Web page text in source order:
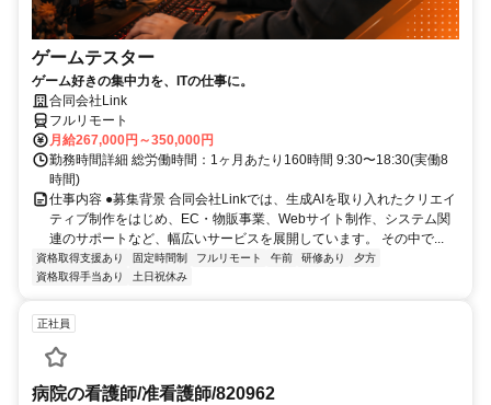
ゲームテスター
ゲーム好きの集中力を、ITの仕事に。
合同会社Link
フルリモート
月給267,000円～350,000円
勤務時間詳細 総労働時間：1ヶ月あたり160時間 9:30〜18:30(実働8
時間)
仕事内容 ●募集背景 合同会社Linkでは、生成AIを取り入れたクリエイ
ティブ制作をはじめ、EC・物販事業、Webサイト制作、システム関
連のサポートなど、幅広いサービスを展開しています。 その中で...
資格取得支援あり 固定時間制 フルリモート 午前 研修あり
夕方
資格取得手当あり
土日祝休み
正社員
病院の看護師/准看護師/820962